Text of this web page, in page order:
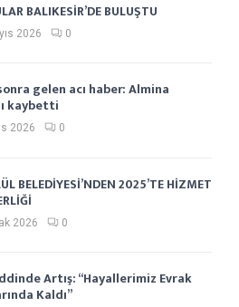
BALIKESİR’DE BULUŞTU
2026 0
gelen acı haber: Almina
kaybetti
2026 0
BELEDİYESİ’NDEN 2025’TE HİZMET
2026 0
Artış: “Hayallerimiz Evrak
Kaldı”